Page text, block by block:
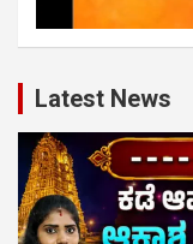
Latest News